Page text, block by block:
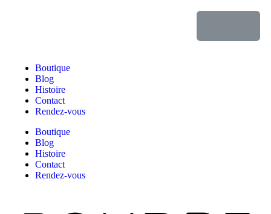
Boutique
Blog
Histoire
Contact
Rendez-vous
Boutique
Blog
Histoire
Contact
Rendez-vous